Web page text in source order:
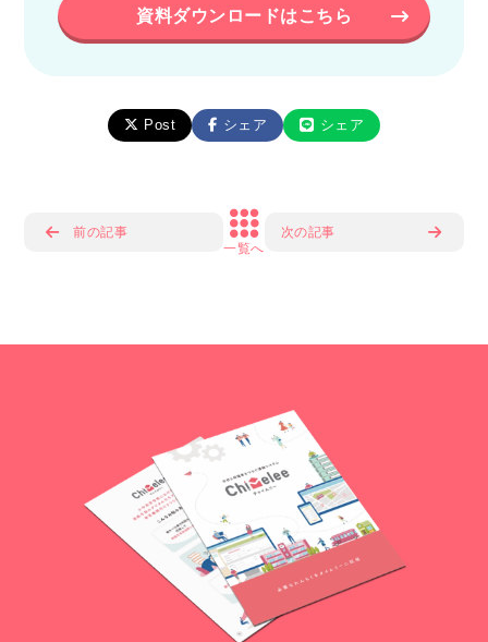
資料ダウンロードはこちら
Post シェア シェア
前の記事
一覧へ
次の記事